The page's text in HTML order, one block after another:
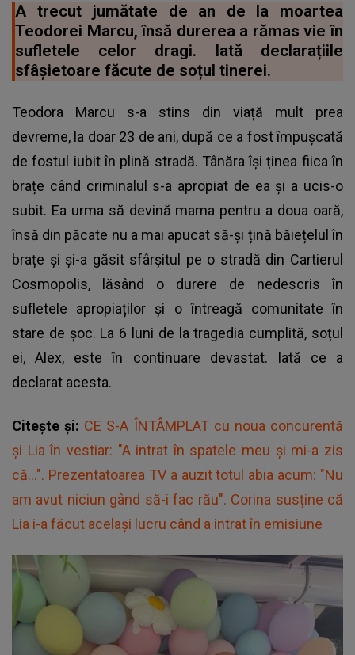
A trecut jumătate de an de la moartea
Teodorei Marcu, însă durerea a rămas vie în
sufletele celor dragi. Iată declarațiile
sfâșietoare făcute de soțul tinerei.
Teodora Marcu s-a stins din viață mult prea
devreme, la doar 23 de ani, după ce a fost împușcată
de fostul iubit în plină stradă. Tânăra își ținea fiica în
brațe când criminalul s-a apropiat de ea și a ucis-o
subit. Ea urma să devină mama pentru a doua oară,
însă din păcate nu a mai apucat să-și țină băiețelul în
brațe și și-a găsit sfârșitul pe o stradă din Cartierul
Cosmopolis, lăsând o durere de nedescris în
sufletele apropiaților și o întreagă comunitate în
stare de șoc. La 6 luni de la tragedia cumplită, soțul
ei, Alex, este în continuare devastat. Iată ce a
declarat acesta.
Citește și: CE S-A ÎNTÂMPLAT cu noua concurentă
și Lia în vestiar: "A intrat în spatele meu și mi-a zis
că...". Prezentatoarea TV a auzit totul abia acum: "Nu
am avut niciun gând să-i fac rău". Corina susține că
Lia i-a făcut același lucru când a intrat în emisiune